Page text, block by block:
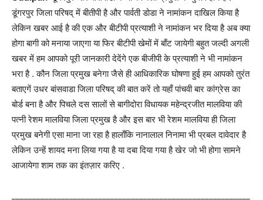
डूंगरपुर जिला परिषद् में बीतीपी है और पार्वती डोडा ने नामांकन दाखिल किया है
लेकिन खबर आई है की एक और बीटीपी प्रत्याशी ने नामांकन भर दिया है अब क्या
होगा बागी को मनाया जाएगा या फिर बीटीपी खेमों में बाँट जायेगी बहुत जल्दी अगली
खबर में हम आपको पूरी जानकारी देदेंगे एक बीजीपी के प्रत्याशी ने भी नामांकन
भरा है . कौन जिला प्रमुख बनेगा जैसे ही आधिकारिक घोषणा हुई हम आपको तुरंत
बताएगें उधर बांसवाडा जिला परिषद् की बात करें तो यहाँ पांचवी बार कांग्रेस का
बोर्ड बना है और पिचले दस सालों से बागीदोरा विधायक महेन्द्रजीत मालविया की
पत्नी रेशम मालविया जिला प्रमुख है और इस बार भी रेशम मालविया ही जिला
प्रमुख बनेगी एसा माना जा रहा है हालाँकि नानालाल निनामा भी प्रबल दावेदार है
लेकिन उन्हें शायद मना लिया गया है या दबा दिया गया है खेर जो भी होगा सामने
आजायेगा शाम तक का इंतज़ार करिए .